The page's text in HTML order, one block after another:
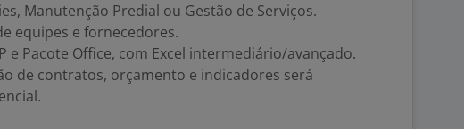
Manutenção Predial ou Gestão de Serviços.
equipes e fornecedores.
e Pacote Office, com Excel intermediário/avançado.
de contratos, orçamento e indicadores será